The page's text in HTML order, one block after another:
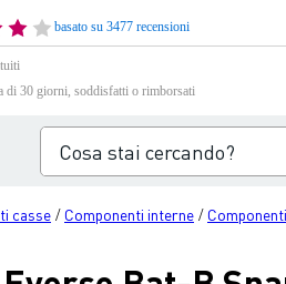
basato su 3477 recensioni
di 30 giorni, soddisfatti o rimborsati
casse / Componenti interne /